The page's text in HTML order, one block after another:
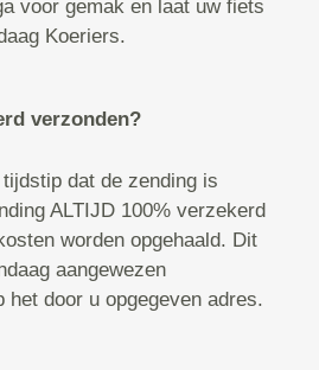
voor gemak en laat uw fiets
Koeriers.
verzonden?
dat de zending is
ALTIJD 100% verzekerd
worden opgehaald. Dit
aangewezen
het door u opgegeven adres.